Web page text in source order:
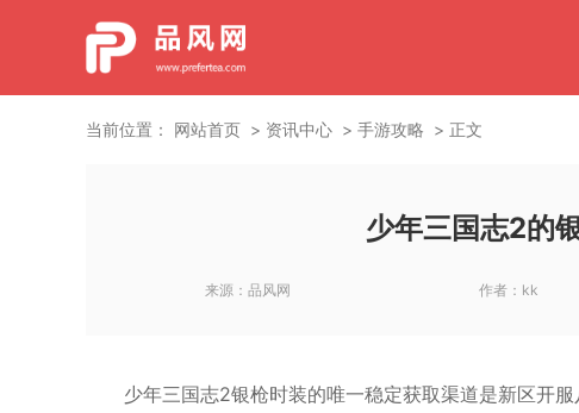
当前位置： 网站首页 资讯中心 手游攻略 正文
少年三国志2的
来源： 品风网 作者： kk
少年三国志2银枪时装的唯一稳定获取渠道是新区开